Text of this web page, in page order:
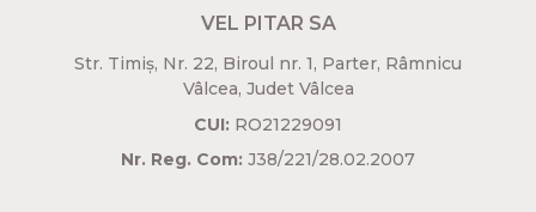
VEL PITAR SA
Str. Timiș, Nr. 22, Biroul nr. 1, Parter, Râmnicu
Vâlcea, Judet Vâlcea​
CUI: RO21229091
Nr. Reg. Com: J38/221/28.02.2007